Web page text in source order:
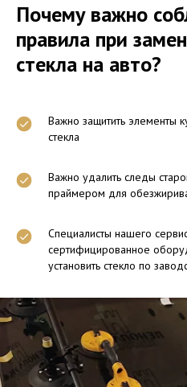
Почему важно
правила при
стекла на авто?
Важно защитить элементы
стекла
Важно удалить следы
праймером для
Специалисты нашего
сертифицированное
установить стекло по